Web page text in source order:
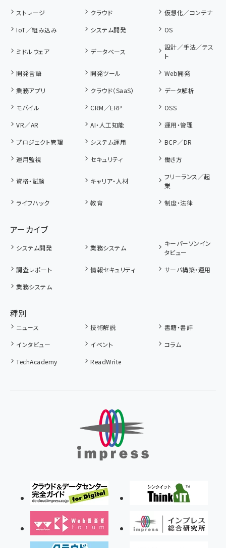
ストレージ
クラウド
仮想化／コンテナ
IoT／組み込み
システム開発 OS
ミドルウェア データベース
設計／手法／テス
ト
開発言語
開発ツール
Web開発
業務アプリ
クラウド（SaaS）
データ解析
モバイル
CRM／ERP
OSS
VR／AR
AI・人工知能
運用・管理
プロジェクト管理
システム運用
BCP／DR
運用監視
セキュリティ 働き方
資格・試験 キャリア・人材
フリーランス／起
業
ライフハック
教育 制度・法律
アーカイブ
システム開発 業務システム
キーパーソンイン
タビュー
調査レポート
情報セキュリティ
サーバ構築・運用
業務システム
種別
ニュース 技術解説
書籍・書評
インタビュー
イベント
コラム
TechAcademy
ReadWrite